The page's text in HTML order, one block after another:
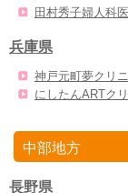
田村秀子婦人科
兵庫県
神戸元町夢クリ
にしたんARTク
中部地方
長野県